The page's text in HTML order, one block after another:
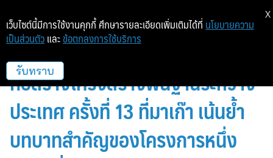
การประชุมว่าด้วยการลงทุนและการ
ก่อสร้างโครงสร้างพื้นฐานระหว่าง
ประเทศ ครั้งที่ 13 ที่มาเก๊า เน้นย้ำ
บทบาทสำคัญของโครงการหนึ่ง
เว็บไซต์นี้มีการใช้งานคุกกี้ ศึกษารายละเอียดเพิ่มเติมได้ที่ นโยบายความ
เป็นส่วนตัว และ ข้อตกลงการใช้บริการ
รับทราบ
X